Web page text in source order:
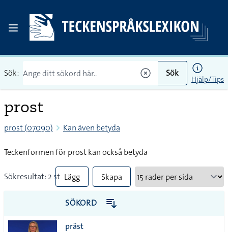
Sök: Sök
Hjälp/Tips
prost
prost (07090) Kan även betyda
Teckenformen för prost kan också betyda
Sökresultat: 2 st Lägg
till
alla i
Skapa
PDF
SÖKORD
präst